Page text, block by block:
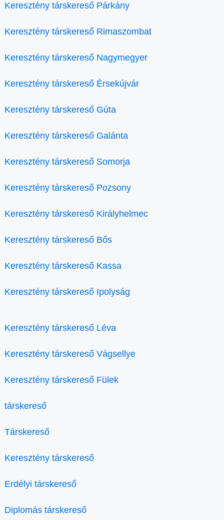
Keresztény társkereső Párkány
Keresztény társkereső Rimaszombat
Keresztény társkereső Nagymegyer
Keresztény társkereső Érsekújvár
Keresztény társkereső Gúta
Keresztény társkereső Galánta
Keresztény társkereső Somorja
Keresztény társkereső Pozsony
Keresztény társkereső Királyhelmec
Keresztény társkereső Bős
Keresztény társkereső Kassa
Keresztény társkereső Ipolyság
Keresztény társkereső Léva
Keresztény társkereső Vágsellye
Keresztény társkereső Fülek
társkereső
Társkereső
Keresztény társkereső
Erdélyi társkereső
Diplomás társkereső